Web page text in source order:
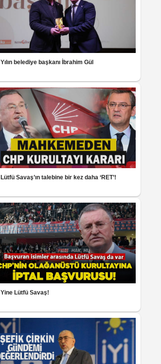
Yılın belediye başkanı İbrahim Gül
Lütfü Savaş’ın talebine bir kez daha ‘RET’!
Yine Lütfü Savaş!